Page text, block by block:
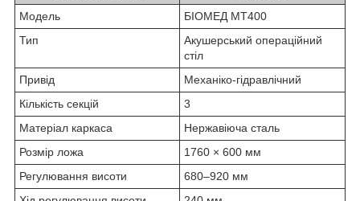
Модель
БІОМЕД МТ400
Тип
Акушерський операційний
стіл
Привід
Механіко-гідравлічний
Кількість секцій
3
Матеріал каркаса
Нержавіюча сталь
Розмір ложа
1760 × 600 мм
Регулювання висоти
680–920 мм